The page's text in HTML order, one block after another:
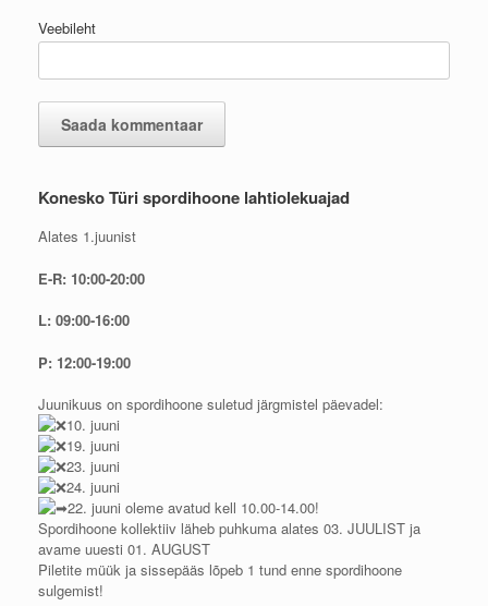
Veebileht
Konesko Türi spordihoone lahtiolekuajad
Alates 1.juunist
E-R: 10:00-20:00
L: 09:00-16:00
P: 12:00-19:00
Juunikuus on spordihoone suletud järgmistel päevadel:
10. juuni
19. juuni
23. juuni
24. juuni
22. juuni oleme avatud kell 10.00-14.00!
Spordihoone kollektiiv läheb puhkuma alates 03. JUULIST ja
avame uuesti 01. AUGUST
Piletite müük ja sissepääs lõpeb 1 tund enne spordihoone
sulgemist!